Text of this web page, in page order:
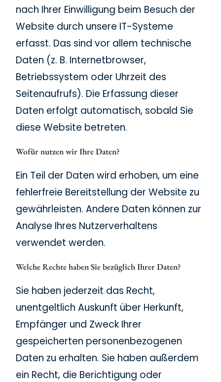
nach Ihrer Einwilligung beim Besuch der
Website durch unsere IT-Systeme
erfasst. Das sind vor allem technische
Daten (z. B. Internetbrowser,
Betriebssystem oder Uhrzeit des
Seitenaufrufs). Die Erfassung dieser
Daten erfolgt automatisch, sobald Sie
diese Website betreten.
Wofür nutzen wir Ihre Daten?
Ein Teil der Daten wird erhoben, um eine
fehlerfreie Bereitstellung der Website zu
gewährleisten. Andere Daten können zur
Analyse Ihres Nutzerverhaltens
verwendet werden.
Welche Rechte haben Sie bezüglich Ihrer Daten?
Sie haben jederzeit das Recht,
unentgeltlich Auskunft über Herkunft,
Empfänger und Zweck Ihrer
gespeicherten personenbezogenen
Daten zu erhalten. Sie haben außerdem
ein Recht, die Berichtigung oder